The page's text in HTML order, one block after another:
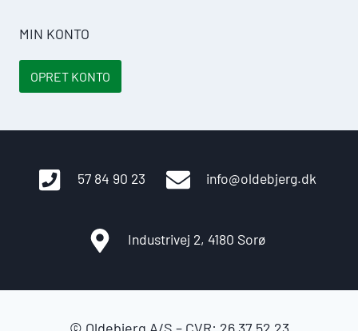
MIN KONTO
OPRET KONTO
57 84 90 23 info@oldebjerg.dk
Industrivej 2, 4180 Sorø